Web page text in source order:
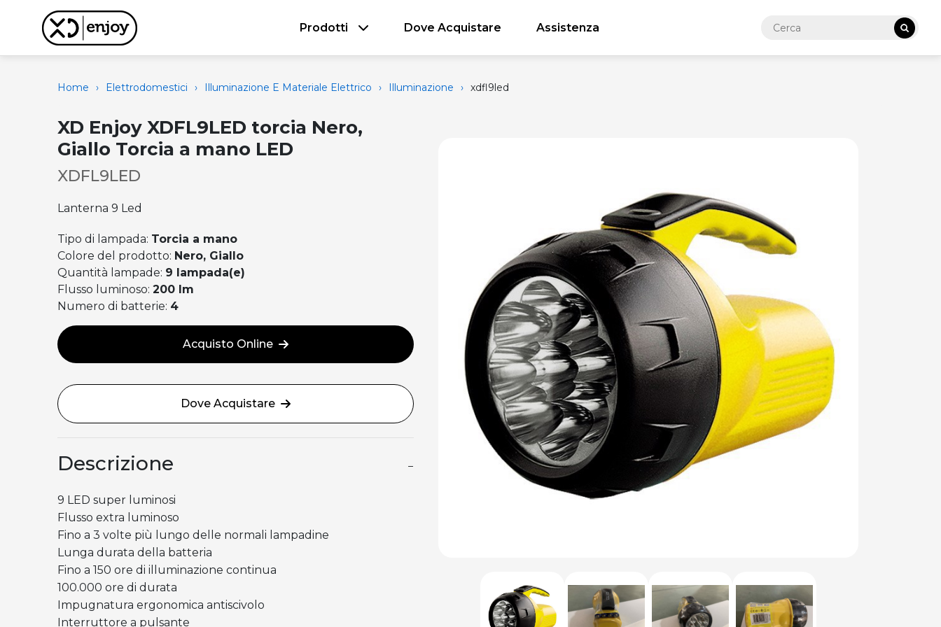
Prodotti Dove Acquistare Assistenza
Home › Elettrodomestici › Illuminazione E Materiale Elettrico › Illuminazione › xdfl9led
XD Enjoy XDFL9LED torcia Nero,
Giallo Torcia a mano LED
XDFL9LED
Lanterna 9 Led
Tipo di lampada: Torcia a mano
Colore del prodotto: Nero, Giallo
Quantità lampade: 9 lampada(e)
Flusso luminoso:200 lm
Numero di batterie: 4
Acquisto Online
Dove Acquistare
Descrizione −
9 LED super luminosi
Flusso extra luminoso
Fino a 3 volte più lungo delle normali lampadine
Lunga durata della batteria
Fino a 150 ore di illuminazione continua
100.000 ore di durata
Impugnatura ergonomica antiscivolo
Interruttore a pulsante